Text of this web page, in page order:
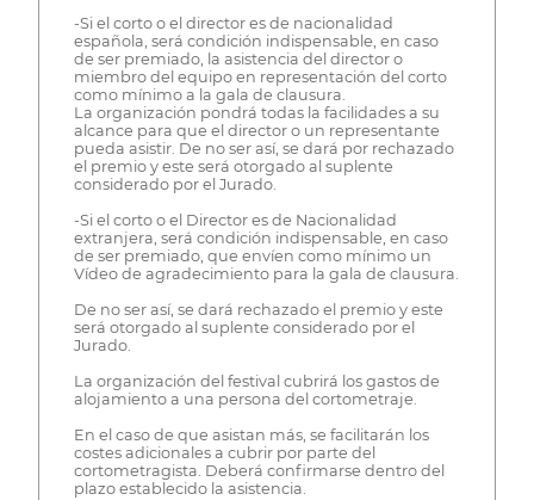
-Si el corto o el director es de nacionalidad
española, será condición indispensable, en caso
de ser premiado, la asistencia del director o
miembro del equipo en representación del corto
como mínimo a la gala de clausura.
La organización pondrá todas la facilidades a su
alcance para que el director o un representante
pueda asistir. De no ser así, se dará por rechazado
el premio y este será otorgado al suplente
considerado por el Jurado.
-Si el corto o el Director es de Nacionalidad
extranjera, será condición indispensable, en caso
de ser premiado, que envíen como mínimo un
Vídeo de agradecimiento para la gala de clausura.
De no ser así, se dará rechazado el premio y este
será otorgado al suplente considerado por el
Jurado.
La organización del festival cubrirá los gastos de
alojamiento a una persona del cortometraje.
En el caso de que asistan más, se facilitarán los
costes adicionales a cubrir por parte del
cortometragista. Deberá confirmarse dentro del
plazo establecido la asistencia.